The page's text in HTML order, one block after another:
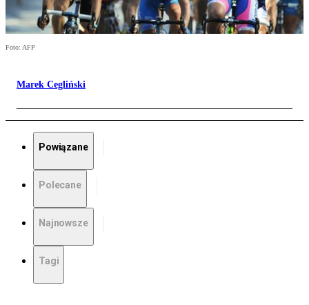
Foto: AFP
Marek Cegliński
Powiązane
Polecane
Najnowsze
Tagi